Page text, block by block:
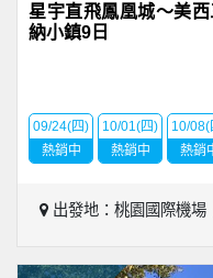
星宇直飛鳳凰城～美
納小鎮9日
09/24(四)
熱銷中
10/01(四)
熱銷中
10/08(
熱銷
出發地：桃園國際機場